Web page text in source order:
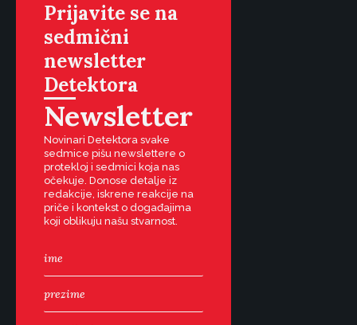
Prijavite se na
sedmični
newsletter
Detektora
Newsletter
Novinari Detektora svake
sedmice pišu newslettere o
protekloj i sedmici koja nas
očekuje. Donose detalje iz
redakcije, iskrene reakcije na
priče i kontekst o događajima
koji oblikuju našu stvarnost.